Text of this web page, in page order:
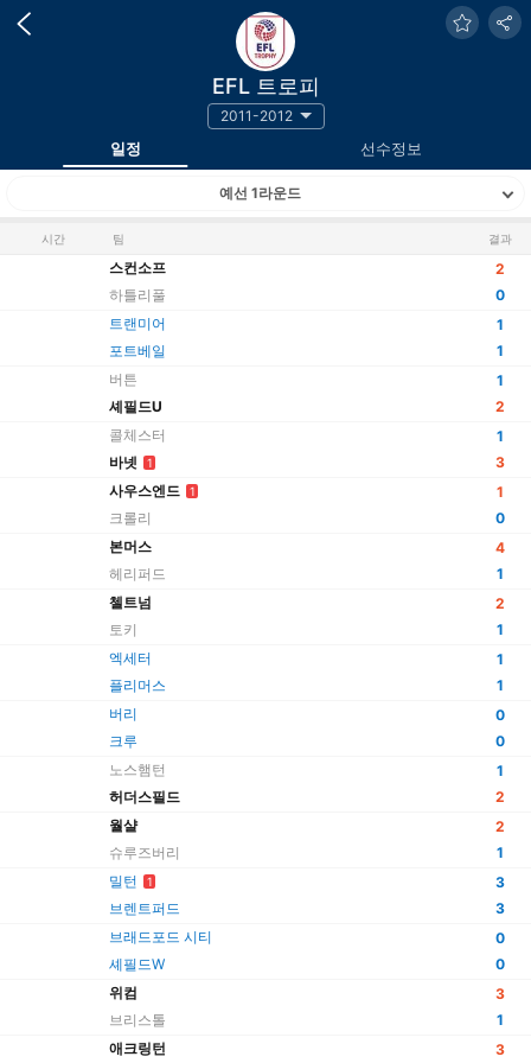
EFL 트로피
2011-2012
일정 선수정보
예선 1라운드
시간 팀 결과
스컨소프
하틀리풀
2
0
트랜미어
포트베일
1
1
버튼
셰필드U
1
2
콜체스터
바넷
1
1
3
사우스엔드
1
크롤리
1
0
본머스
헤리퍼드
4
1
첼트넘
토키
2
1
엑세터
플리머스
1
1
버리
크루
0
0
노스햄턴
허더스필드
1
2
월샬
슈루즈버리
2
1
밀턴
1
브렌트퍼드
3
3
브래드포드 시티
셰필드W
0
0
위컴
브리스톨
3
1
애크링턴
3